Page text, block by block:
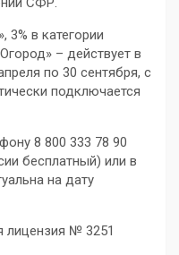
, 3% в категории
– действует в
по 30 сентября, с
подключается
8 800 333 78 90
бесплатный) или в
на дату
лицензия № 3251